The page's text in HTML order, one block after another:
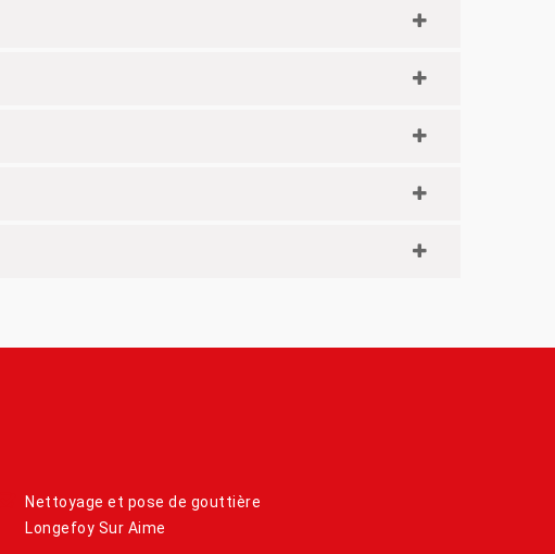
Nettoyage et pose de gouttière
Longefoy Sur Aime